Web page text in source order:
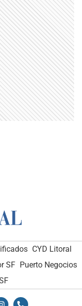
CYD Litoral
SF Puerto Negocios